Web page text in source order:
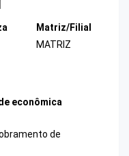
Matriz/Filial
MATRIZ
econômica
de